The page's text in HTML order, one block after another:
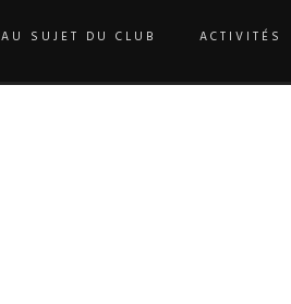
AU SUJET DU CLUB ACTIVITÉS